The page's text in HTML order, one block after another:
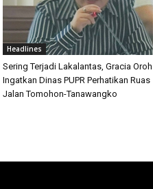
Headlines
Sering Terjadi Lakalantas, Gracia Oroh
Ingatkan Dinas PUPR Perhatikan Ruas
Jalan Tomohon-Tanawangko